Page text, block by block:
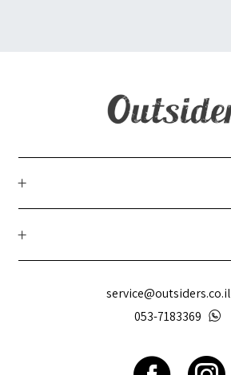
service@outsiders.co.il
053-7183369